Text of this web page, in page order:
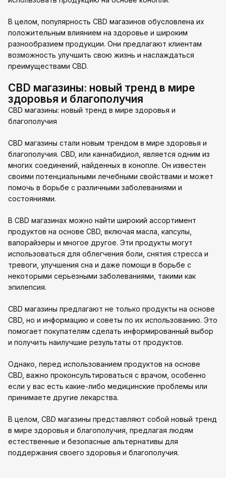
В целом, популярность CBD магазинов обусловлена их
положительным влиянием на здоровье и широким
разнообразием продукции. Они предлагают клиентам
возможность улучшить свою жизнь и наслаждаться
преимуществами CBD.
CBD магазины: новый тренд в мире
здоровья и благополучия
CBD магазины: новый тренд в мире здоровья и
благополучия
CBD магазины стали новым трендом в мире здоровья и
благополучия. CBD, или каннабидиол, является одним из
многих соединений, найденных в конопле. Он известен
своими потенциальными лечебными свойствами и может
помочь в борьбе с различными заболеваниями и
состояниями.
В CBD магазинах можно найти широкий ассортимент
продуктов на основе CBD, включая масла, капсулы,
вапорайзеры и многое другое. Эти продукты могут
использоваться для облегчения боли, снятия стресса и
тревоги, улучшения сна и даже помощи в борьбе с
некоторыми серьезными заболеваниями, такими как
эпилепсия.
CBD магазины предлагают не только продукты на основе
CBD, но и информацию и советы по их использованию. Это
помогает покупателям сделать информированный выбор
и получить наилучшие результаты от продуктов.
Однако, перед использованием продуктов на основе
CBD, важно проконсультироваться с врачом, особенно
если у вас есть какие-либо медицинские проблемы или
принимаете другие лекарства.
В целом, CBD магазины представляют собой новый тренд
в мире здоровья и благополучия, предлагая людям
естественные и безопасные альтернативы для
поддержания своего здоровья и благополучия.